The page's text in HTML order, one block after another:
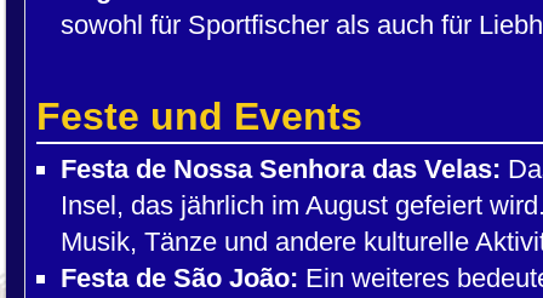
sowohl für Sportfischer als auch für
Feste und Events
Festa de Nossa Senhora das Velas:
Insel, das jährlich im August gefeiert
Musik, Tänze und andere kulturelle
Festa de São João: Ein weiteres